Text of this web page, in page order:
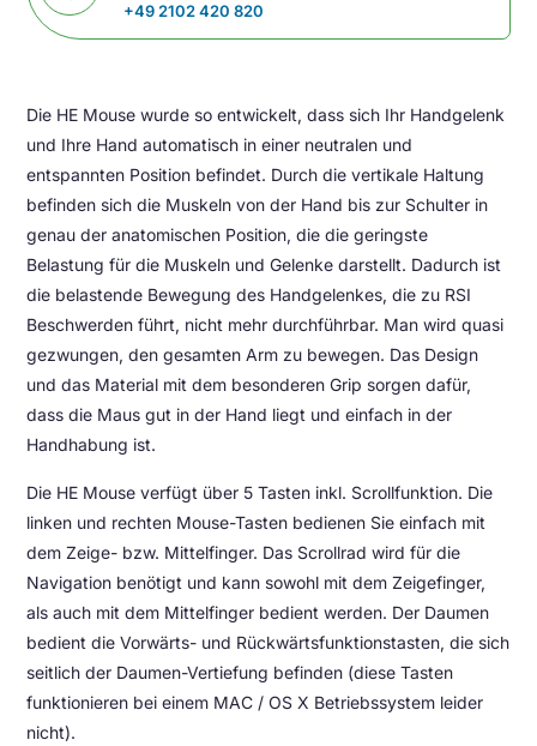
+49 2102 420 820
Die HE Mouse wurde so entwickelt, dass sich Ihr Handgelenk
und Ihre Hand automatisch in einer neutralen und
entspannten Position befindet. Durch die vertikale Haltung
befinden sich die Muskeln von der Hand bis zur Schulter in
genau der anatomischen Position, die die geringste
Belastung für die Muskeln und Gelenke darstellt. Dadurch ist
die belastende Bewegung des Handgelenkes, die zu RSI
Beschwerden führt, nicht mehr durchführbar. Man wird quasi
gezwungen, den gesamten Arm zu bewegen. Das Design
und das Material mit dem besonderen Grip sorgen dafür,
dass die Maus gut in der Hand liegt und einfach in der
Handhabung ist.
Die HE Mouse verfügt über 5 Tasten inkl. Scrollfunktion. Die
linken und rechten Mouse-Tasten bedienen Sie einfach mit
dem Zeige- bzw. Mittelfinger. Das Scrollrad wird für die
Navigation benötigt und kann sowohl mit dem Zeigefinger,
als auch mit dem Mittelfinger bedient werden. Der Daumen
bedient die Vorwärts- und Rückwärtsfunktionstasten, die sich
seitlich der Daumen-Vertiefung befinden (diese Tasten
funktionieren bei einem MAC / OS X Betriebssystem leider
nicht).